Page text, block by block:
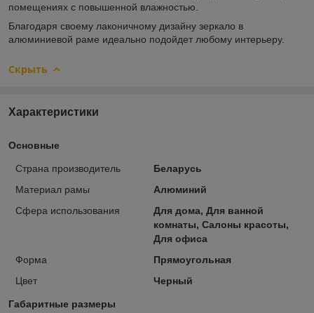
помещениях с повышенной влажностью.
Благодаря своему лаконичному дизайну зеркало в
алюминиевой раме идеально подойдет любому интерьеру.
Скрыть
Характеристики
Основные
Страна производитель
Беларусь
Материал рамы
Алюминий
Сфера использования
Для дома, Для ванной
комнаты, Салоны красоты,
Для офиса
Форма
Прямоугольная
Цвет
Черный
Габаритные размеры